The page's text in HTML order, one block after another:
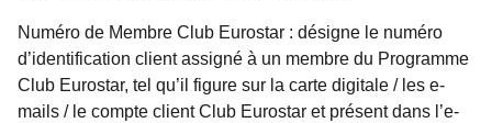
Numéro de Membre Club Eurostar : désigne le numéro
d’identification client assigné à un membre du Programme
Club Eurostar, tel qu’il figure sur la carte digitale / les e-
mails / le compte client Club Eurostar et présent dans l’e-